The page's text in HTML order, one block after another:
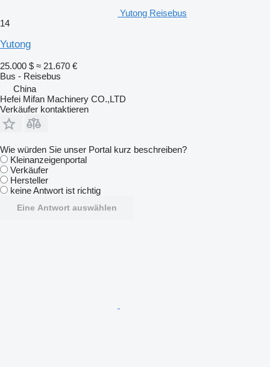
Yutong Reisebus
14
Yutong
25.000 $ ≈ 21.670 €
Bus - Reisebus
China
Hefei Mifan Machinery CO.,LTD
Verkäufer kontaktieren
Wie würden Sie unser Portal kurz beschreiben?
Kleinanzeigenportal
Verkäufer
Hersteller
keine Antwort ist richtig
Eine Antwort auswählen